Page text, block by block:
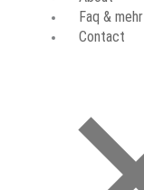
Faq & mehr
Contact